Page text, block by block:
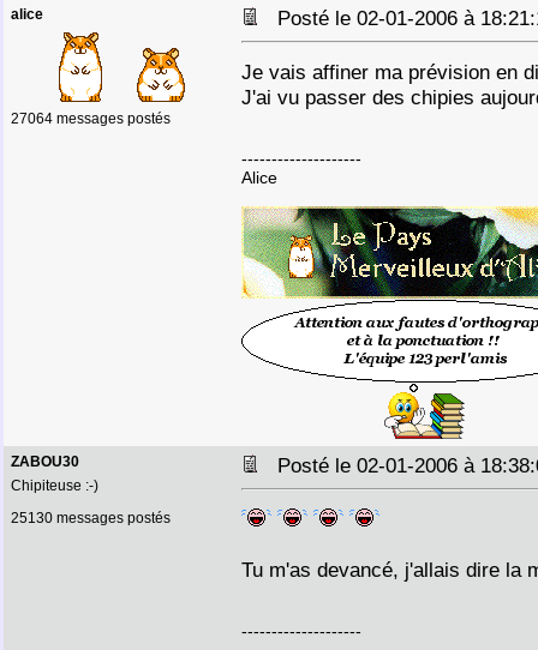
alice
27064 messages postés
Posté le 02-01-2006 à
Je vais affiner ma prévision en
J'ai vu passer des chipies
--------------------
Alice
ZABOU30
Chipiteuse :-)
25130 messages postés
Posté le 02-01-2006 à
Tu m'as devancé, j'allais dire la
--------------------